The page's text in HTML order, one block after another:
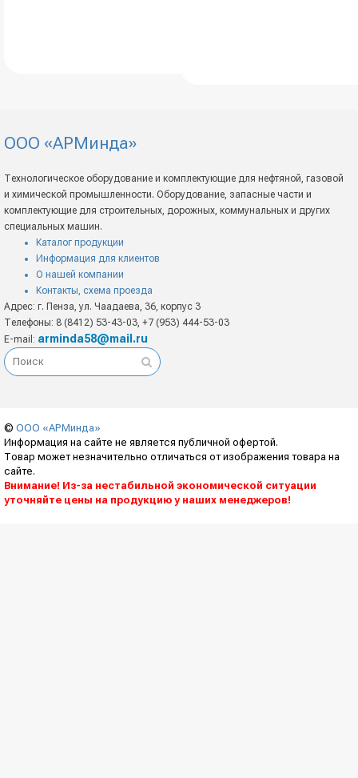
ООО «АРМинда»
Технологическое оборудование и комплектующие для нефтяной, газовой
и химической промышленности. Оборудование, запасные части и
комплектующие для строительных, дорожных, коммунальных и других
специальных машин.
Каталог продукции
Информация для клиентов
О нашей компании
Контакты, схема проезда
Адрес: г. Пенза, ул. Чаадаева, 36, корпус 3
Телефоны: 8 (8412) 53-43-03, +7 (953) 444-53-03
E-mail: arminda58@mail.ru
© ООО «АРМинда»
Информация на сайте не является публичной офертой.
Товар может незначительно отличаться от изображения товара на
сайте.
Внимание! Из-за нестабильной экономической ситуации
уточняйте цены на продукцию у наших менеджеров!